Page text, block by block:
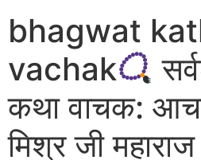
bhagwat
vachak
कथा वाचक:
मिश्र जी